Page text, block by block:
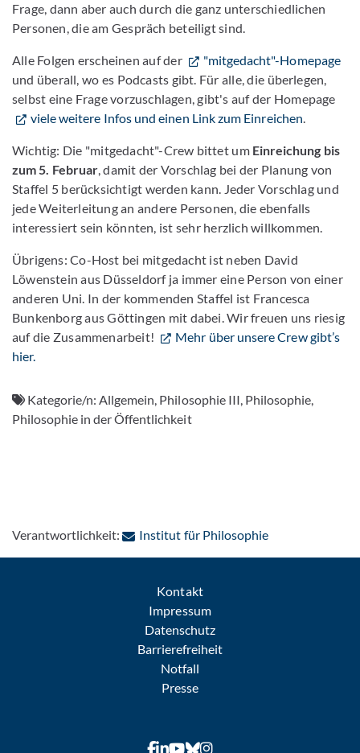
Frage, dann aber auch durch die ganz unterschiedlichen
Personen, die am Gespräch beteiligt sind.
Alle Folgen erscheinen auf der
"mitgedacht"-Homepage
und überall, wo es Podcasts gibt. Für alle, die überlegen,
selbst eine Frage vorzuschlagen, gibt's auf der Homepage
viele weitere Infos und einen Link zum Einreichen.
Wichtig: Die "mitgedacht"-Crew bittet um Einreichung bis
zum 5. Februar, damit der Vorschlag bei der Planung von
Staffel 5 berücksichtigt werden kann. Jeder Vorschlag und
jede Weiterleitung an andere Personen, die ebenfalls
interessiert sein könnten, ist sehr herzlich willkommen.
Übrigens: Co-Host bei mitgedacht ist neben David
Löwenstein aus Düsseldorf ja immer eine Person von einer
anderen Uni. In der kommenden Staffel ist Francesca
Bunkenborg aus Göttingen mit dabei. Wir freuen uns riesig
auf die Zusammenarbeit!
Mehr über unsere Crew gibt’s
hier.
Kategorie/n:Allgemein, Philosophie III, Philosophie,
Philosophie in der Öffentlichkeit
Verantwortlichkeit: Institut für Philosophie: Per E-Mail
Kontakt
Impressum
Datenschutz
Barrierefreiheit
Notfall
Presse